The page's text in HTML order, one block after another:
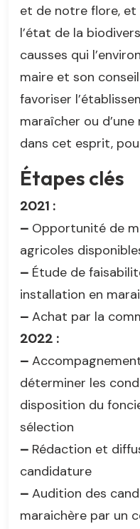
et de notre flore, et
l’état de la
causses qui
maire et son
favoriser
maraîcher ou
dans cet esprit,
Étapes clés
2021 :
– Opportunité de
agricoles
– Étude de
installation en
– Achat par la
2022 :
–
déterminer les
disposition du
sélection
– Rédaction et
candidature
– Audition des
maraichère par un